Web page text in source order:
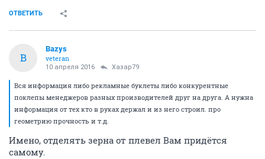
ОТВЕТИТЬ
B
Bazys
veteran
10 апреля 2016 Хазар79
Вся информация либо рекламные буклеты либо конкурентные
поклепы менеджеров разных производителей друг на друга. А нужна
информация от тех кто в руках держал и из него строил. про
геометрию прочность и т.д.
Имено, отделять зерна от плевел Вам придётся
самому.